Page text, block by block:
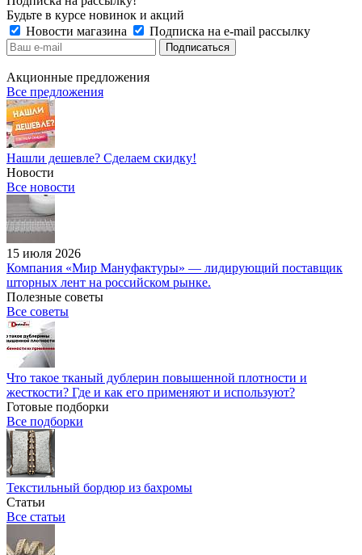
Будьте в курсе новинок и акций
Новости магазина
Подписка на e-mail рассылку
Акционные предложения
Все предложения
Нашли дешевле? Сделаем скидку!
Новости
Все новости
15 июля 2026
Компания «Мир Мануфактуры» — лидирующий поставщик
шторных лент на российском рынке.
Полезные советы
Все советы
Что такое тканый дублерин повышенной плотности и
жесткости? Где и как его применяют и используют?
Готовые подборки
Все подборки
Текстильный бордюр из бахромы
Статьи
Все статьи